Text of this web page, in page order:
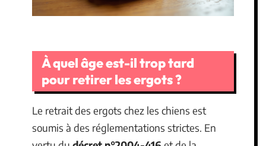
À quel âge est-il trop tard
pour retirer les ergots ?
Le retrait des ergots chez les chiens est
soumis à des réglementations strictes. En